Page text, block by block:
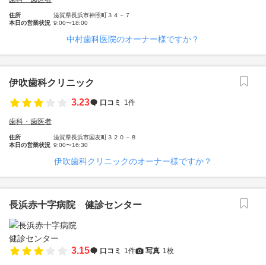
住所
滋賀県長浜市神照町３４－７
本日の営業状況 9:00〜18:00
中村歯科医院のオーナー様ですか？
伊吹歯科クリニック
3.23
口コミ 1件
歯科・歯医者
住所
滋賀県長浜市国友町３２０－８
本日の営業状況 9:00〜16:30
伊吹歯科クリニックのオーナー様ですか？
長浜赤十字病院 健診センター
3.15 口コミ 1件 写真 1枚